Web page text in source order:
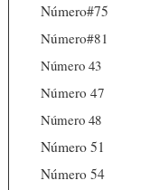
Número#75
Número#81
Número 43
Número 47
Número 48
Número 51
Número 54